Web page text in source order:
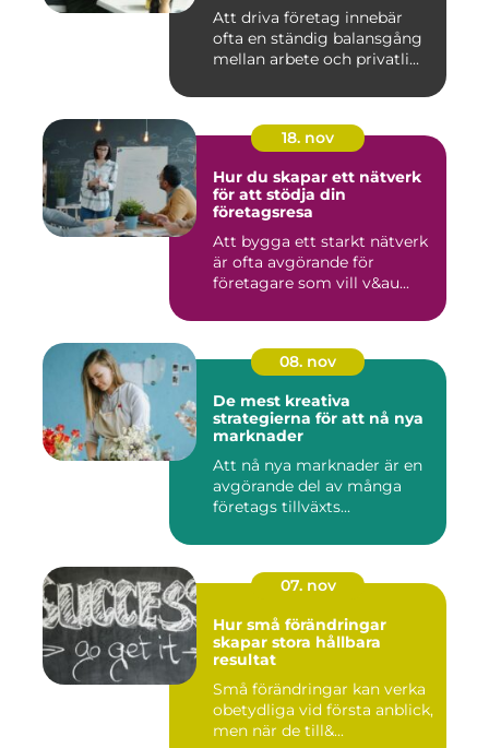
Att driva företag innebär
ofta en ständig balansgång
mellan arbete och privatli...
18. nov
Hur du skapar ett nätverk
för att stödja din
företagsresa
Att bygga ett starkt nätverk
är ofta avgörande för
företagare som vill v&au...
08. nov
De mest kreativa
strategierna för att nå nya
marknader
Att nå nya marknader är en
avgörande del av många
företags tillväxts...
07. nov
Hur små förändringar
skapar stora hållbara
resultat
Små förändringar kan verka
obetydliga vid första anblick,
men när de till&...